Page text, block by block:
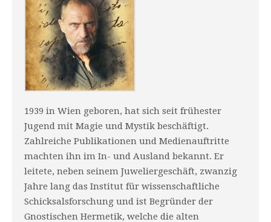
1939 in Wien geboren, hat sich seit frühester
Jugend mit Magie und Mystik beschäftigt.
Zahlreiche Publikationen und Medienauftritte
machten ihn im In- und Ausland bekannt. Er
leitete, neben seinem Juweliergeschäft, zwanzig
Jahre lang das Institut für wissenschaftliche
Schicksalsforschung und ist Begründer der
Gnostischen Hermetik, welche die alten